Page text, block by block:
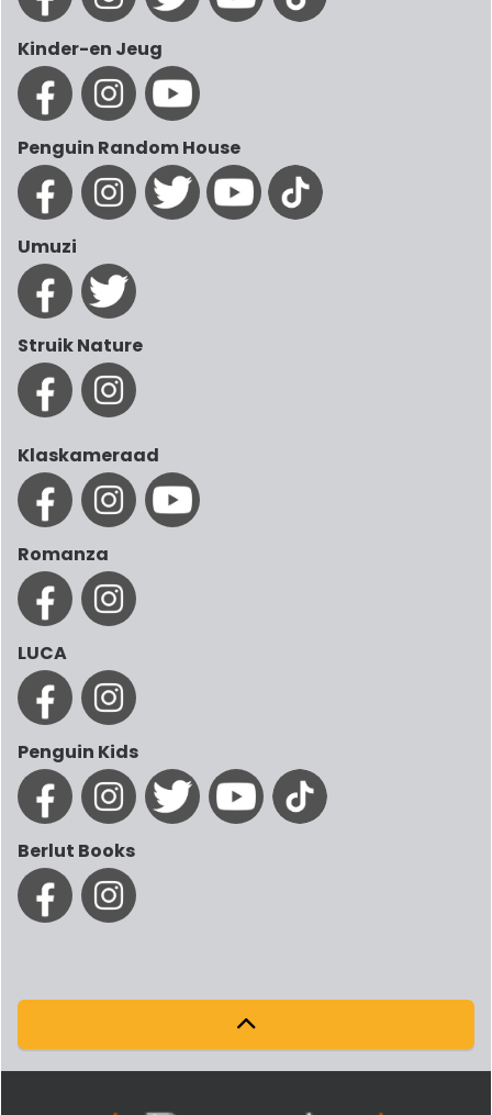
Kinder-en Jeug
Penguin Random House
Umuzi
Struik Nature
Klaskameraad
Romanza
LUCA
Penguin Kids
Berlut Books